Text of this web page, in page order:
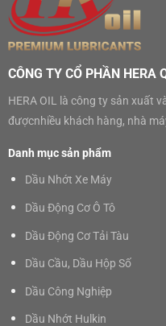
CÔNG TY CỔ PHẦN HERA
HERA OIL là công ty sản xuất
đượcnhiều khách hàng, nhà
Danh mục sản phẩm
Dầu Nhớt Xe Máy
Dầu Động Cơ Ô Tô
Dầu Động Cơ Tải Tàu
Dầu Cầu, Dầu Hộp Số
Dầu Công Nghiệp
Dầu Nhớt Hulkin